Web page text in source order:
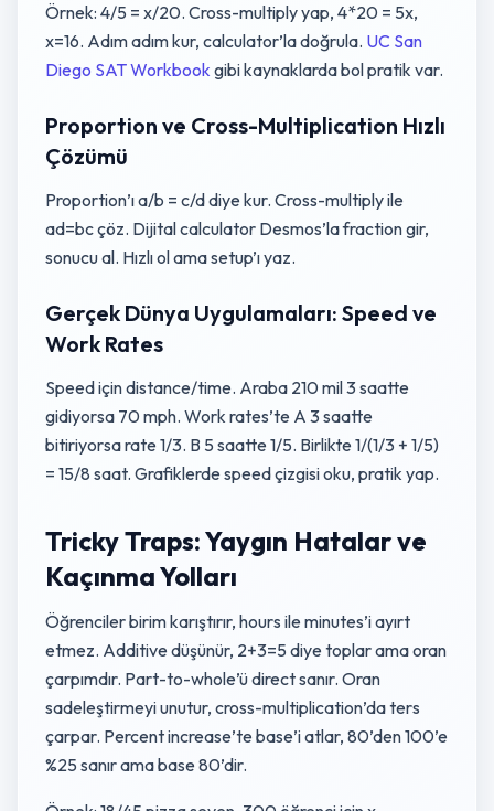
Örnek: 4/5 = x/20. Cross-multiply yap, 4*20 = 5x,
x=16. Adım adım kur, calculator’la doğrula. UC San
Diego SAT Workbook gibi kaynaklarda bol pratik var.
Proportion ve Cross-Multiplication Hızlı
Çözümü
Proportion’ı a/b = c/d diye kur. Cross-multiply ile
ad=bc çöz. Dijital calculator Desmos’la fraction gir,
sonucu al. Hızlı ol ama setup’ı yaz.
Gerçek Dünya Uygulamaları: Speed ve
Work Rates
Speed için distance/time. Araba 210 mil 3 saatte
gidiyorsa 70 mph. Work rates’te A 3 saatte
bitiriyorsa rate 1/3. B 5 saatte 1/5. Birlikte 1/(1/3 + 1/5)
= 15/8 saat. Grafiklerde speed çizgisi oku, pratik yap.
Tricky Traps: Yaygın Hatalar ve
Kaçınma Yolları
Öğrenciler birim karıştırır, hours ile minutes’i ayırt
etmez. Additive düşünür, 2+3=5 diye toplar ama oran
çarpımdır. Part-to-whole’ü direct sanır. Oran
sadeleştirmeyi unutur, cross-multiplication’da ters
çarpar. Percent increase’te base’i atlar, 80’den 100’e
%25 sanır ama base 80’dir.